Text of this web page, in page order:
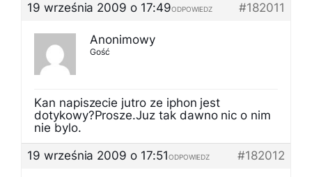
19 września 2009 o 17:49
#182011
ODPOWIEDZ
Anonimowy
Gość
Kan napiszecie jutro ze iphon jest
dotykowy?Prosze.Juz tak dawno nic o nim
nie bylo.
19 września 2009 o 17:51
#182012
ODPOWIEDZ